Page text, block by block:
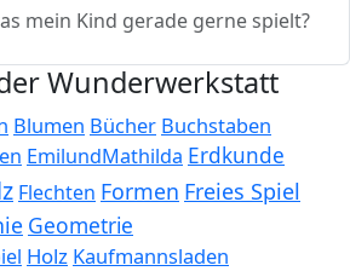
mein Kind gerade gerne spielt?
Wunderwerkstatt
Blumen Bücher Buchstaben
EmilundMathilda Erdkunde
Flechten Formen Freies Spiel
Geometrie
Holz Kaufmannsladen